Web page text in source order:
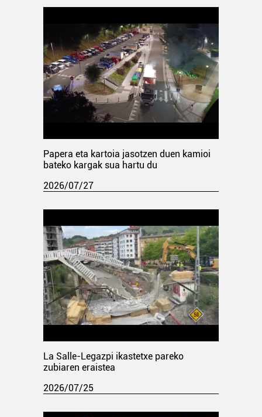
Papera eta kartoia jasotzen duen kamioi
bateko kargak sua hartu du
2026/07/27
La Salle-Legazpi ikastetxe pareko
zubiaren eraistea
2026/07/25